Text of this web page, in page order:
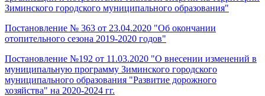
Зиминского городского муниципального образования"
Постановление № 363 от 23.04.2020 "Об окончании
отопительного сезона 2019-2020 годов"
Постановление №192 от 11.03.2020 "О внесении изменений в
муниципальную программу Зиминского городского
муниципального образования "Развитие дорожного
хозяйства" на 2020-2024 гг.